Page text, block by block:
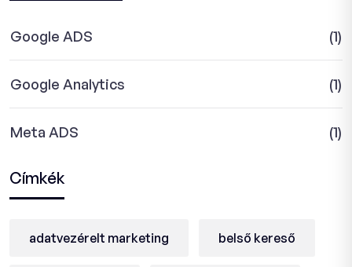
Google ADS (1)
Google Analytics (1)
Meta ADS (1)
Címkék
adatvezérelt marketing belső kereső